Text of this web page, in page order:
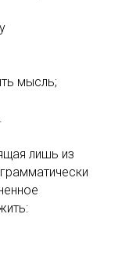
мысль;
лишь из